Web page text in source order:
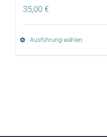
35,00 €
Ausführung wählen